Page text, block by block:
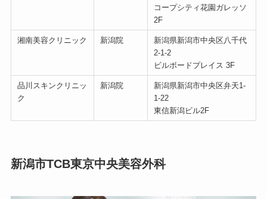
コープシティ花園ガレッソ
2F
湘南美容クリニック 新潟院
新潟県新潟市中央区八千代
2-1-2
ビルボードプレイス 3F
品川スキンクリニッ
ク
新潟院
新潟県新潟市中央区弁天1-
1-22
東信新潟ビル2F
新潟市TCB東京中央美容外科